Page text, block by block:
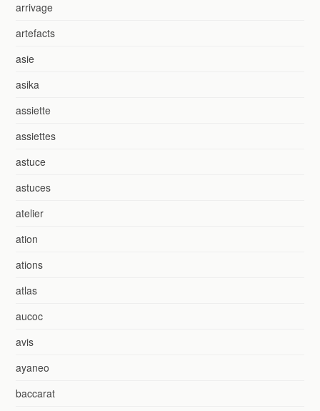
arrivage
artefacts
asie
asika
assiette
assiettes
astuce
astuces
atelier
ation
ations
atlas
aucoc
avis
ayaneo
baccarat